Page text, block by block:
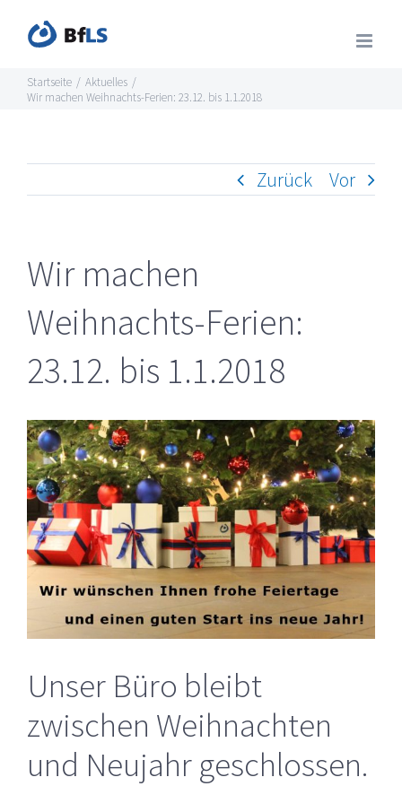
Inhalt
springen
Startseite / Aktuelles /
Wir machen Weihnachts-Ferien: 23.12. bis 1.1.2018
Zurück Vor
Wir machen
Weihnachts-Ferien:
23.12. bis 1.1.2018
Zeige
grösseres
Bild
Unser Büro bleibt
zwischen Weihnachten
und Neujahr geschlossen.